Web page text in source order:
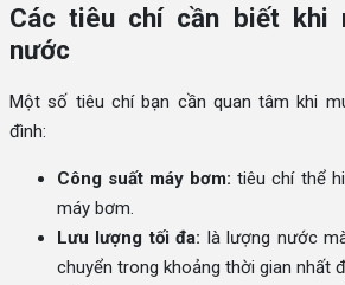
Các tiêu chí cần biết khi
nước
Một số tiêu chí bạn cần quan tâm khi
đình:
Công suất máy bơm: tiêu chí thể
máy bơm.
Lưu lượng tối đa: là lượng nước
chuyển trong khoảng thời gian nhất